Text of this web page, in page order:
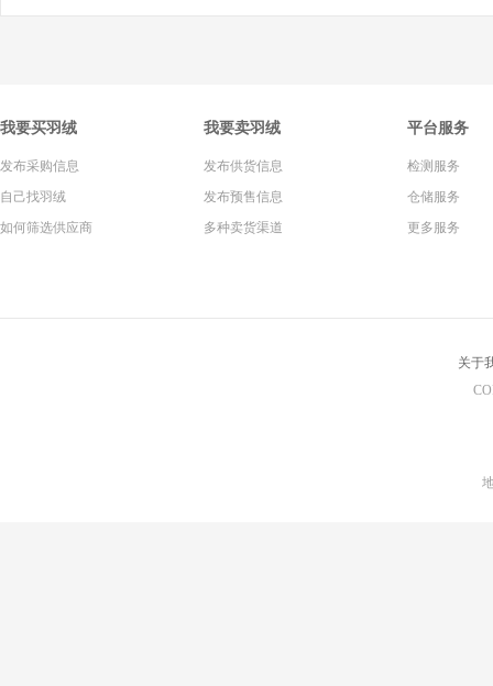
我要买羽绒
发布采购信息
自己找羽绒
如何筛选供应商
我要卖羽绒
发布供货信息
发布预售信息
多种卖货渠道
平台服务
检测服务
仓储服务
更多服务
关于